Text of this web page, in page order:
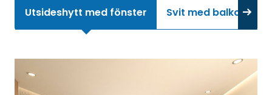
njutningen sitter i både resan och
destinationerna. Stilrent, bekvämt och väldigt
Utsideshytt med fönster Svit med balkong